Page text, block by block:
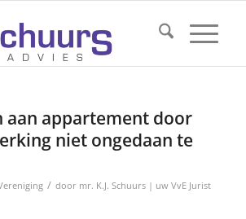
aan appartement door
niet ongedaan te
/ door mr. K.J. Schuurs | uw VvE Jurist